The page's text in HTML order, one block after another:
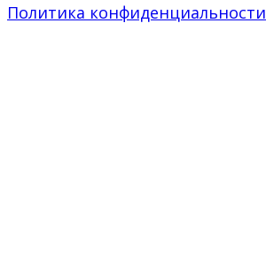
Политика конфиденциальности